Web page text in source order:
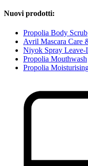
Nuovi prodotti:
Propolia Body Scrub
Avril Mascara Care
Niyok Spray
Propolia Mouthwash
Propolia